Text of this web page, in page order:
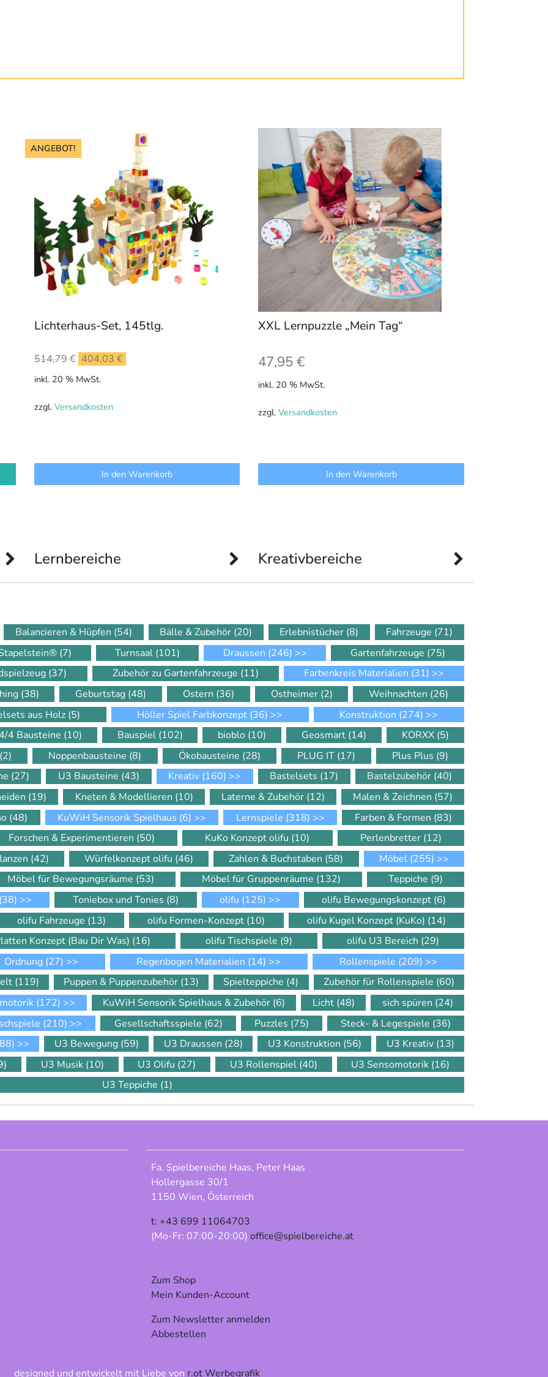
ANGEBOT!
Lichterhaus-Set, 145tlg.
514,79€ Ursprünglicher
Preis
514,79 €
404,03 €
inkl. 20 % MwSt.
zzgl. Versandkosten
In den Warenkorb
XXL Lernpuzzle „Mein Tag“
47,95€
inkl. 20 % MwSt.
zzgl.Versandkosten
In den Warenkorb
Lernbereiche Kreativbereiche
Balancieren & Hüpfen (54) Bälle & Zubehör (20) Erlebnistücher (8) Fahrzeuge (71)
(7) Turnsaal (101) Draussen (246) >> Gartenfahrzeuge (75)
(37) Zubehör zu Gartenfahrzeuge (11) Farbenkreis Materialien (31) >>
(38) Geburtstag (48) Ostern (36) Ostheimer (2) Weihnachten (26)
aus Holz (5) Höller Spiel Farbkonzept (36) >> Konstruktion (274) >>
4/4 Bausteine (10) Bauspiel (102) bioblo (10) Geosmart (14) KORXX (5)
(2) Noppenbausteine (8) Ökobausteine (28) PLUG IT (17) Plus Plus (9)
(27) U3 Bausteine (43) Kreativ (160) >> Bastelsets (17) Bastelzubehör (40)
(19) Kneten & Modellieren (10) Laterne & Zubehör (12) Malen & Zeichnen (57)
(48) KuWiH Sensorik Spielhaus (6) >> Lernspiele (318) >> Farben & Formen (83)
Forschen & Experimentieren (50) KuKo Konzept olifu (10) Perlenbretter (12)
(42) Würfelkonzept olifu (46) Zahlen & Buchstaben (58) Möbel (255) >>
Möbel für Bewegungsräume (53) Möbel für Gruppenräume (132) Teppiche (9)
(38) >> Toniebox und Tonies (8) olifu (125) >> olifu Bewegungskonzept (6)
olifu Fahrzeuge (13) olifu Formen-Konzept (10) olifu Kugel Konzept (KuKo) (14)
Konzept (Bau Dir Was) (16) olifu Tischspiele (9) olifu U3 Bereich (29)
Ordnung (27) >> Regenbogen Materialien (14) >> Rollenspiele (209) >>
(119) Puppen & Puppenzubehör (13) Spielteppiche (4) Zubehör für Rollenspiele (60)
(172) >> KuWiH Sensorik Spielhaus & Zubehör (6) Licht (48) sich spüren (24)
(210) >> Gesellschaftsspiele (62) Puzzles (75) Steck- & Legespiele (36)
>> U3 Bewegung (59) U3 Draussen (28) U3 Konstruktion (56) U3 Kreativ (13)
U3 Musik (10) U3 Olifu (27) U3 Rollenspiel (40) U3 Sensomotorik (16)
U3 Teppiche (1)
Fa. Spielbereiche Haas, Peter Haas
Hollergasse 30/1
1150 Wien, Österreich
t: +43 699 11064703
(Mo-Fr: 07:00-20:00) office@spielbereiche.at
Zum Shop
Mein Kunden-Account
Zum Newsletter anmelden
Abbestellen
designed und entwickelt mit Liebe von r.ot Werbegrafik